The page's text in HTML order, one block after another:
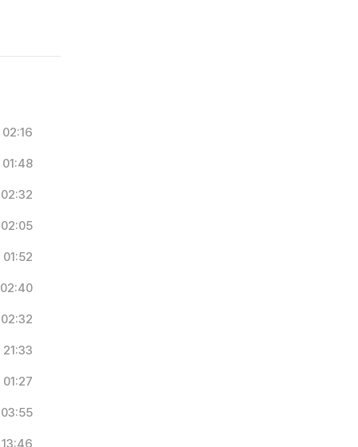
02:16
01:48
02:32
02:05
01:52
02:40
02:32
21:33
01:27
03:55
13:46